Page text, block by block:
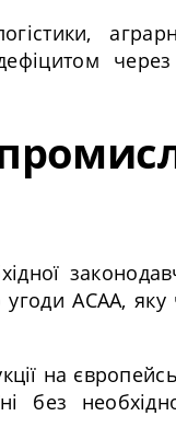
через
АСАА, яку
на
без